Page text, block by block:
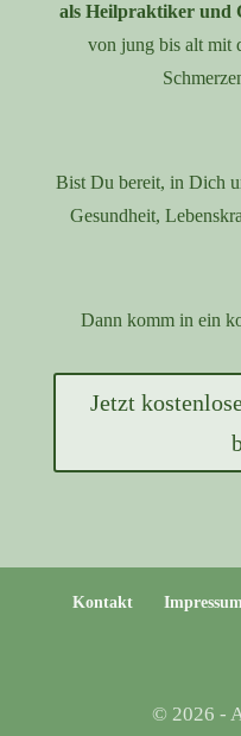
als Heilpraktiker und
von jung bis alt mit
Bist Du bereit, in Dich
Gesundheit,
Dann komm in ein
Jetzt
Kontakt
© 2026 -